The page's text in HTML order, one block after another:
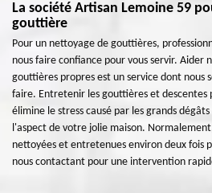
La société Artisan Lemoine 59
gouttière
Pour un nettoyage de gouttières,
nous faire confiance pour vous servir. Aider
gouttières propres est un service dont nous
faire. Entretenir les gouttières et descentes
élimine le stress causé par les grands
l'aspect de votre jolie maison.
nettoyées et entretenues environ deux fois
nous contactant pour une intervention